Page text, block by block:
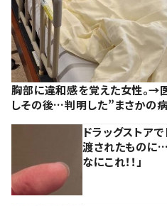
胸部に違和感を覚えた女性。→
しその後…判明した”まさかの
ドラッグストア
渡されたものに
なにこれ！！」